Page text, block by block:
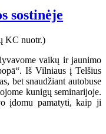
sostinėje
vaikų ir jaunimo
Iš Vilniaus į Telšius
bet snaudžiant autobuse
kunigų seminarijoje.
įdomu pamatyti, kaip ji